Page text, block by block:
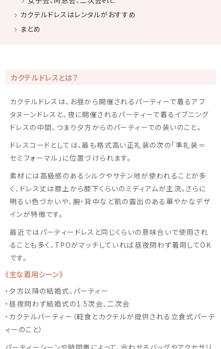
カクテルドレスはレンタルがおすすめ
まとめ
カクテルドレスとは？
カクテルドレスは、お昼から開催されるパーティーで着るアフ
タヌーンドレスと、夜に開催されるパーティーで着るイブニング
ドレスの中間、つまり夕方からのパーティーでの装いのこと。
ドレスコードとしては、最も格式高い正礼装の次の「準礼装＝
セミフォーマル」に位置づけられます。
素材には高級感のあるシルクやサテン地が使われることが多
く、ドレス丈は膝上から膝下くらいのミディアムが主流。さらに
明るい色づかいや、腕・背中など肌の露出のある華やかなデザ
インが特徴です。
最近ではパーティードレスと同じくらいの意味合いで使用され
ることも多く、TPOがマッチしていれば昼夜問わず着用してOK
です。
《主な着用シーン》
・夕方以降の結婚式、パーティー
・昼夜問わず結婚式の1.5次会、二次会
・カクテルパーティー（軽食とカクテルが提供される立食式パーテ
ィーのこと）